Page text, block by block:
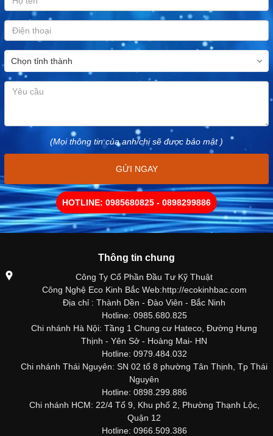
(Mọi thông tin của anh/chị sẽ được bảo mật )
GỬI NGAY
HOTLINE: 0985680825 - 0898299886
Thông tin chung
Công Ty Cổ Phần Đầu Tư Kỹ Thuật
Công Nghệ Eco Kinh Bắc Web:http://ecokinhbac.com
Địa chỉ : Thành Dền - Đào Viên - Bắc Ninh
Hotline: 0985.680.825
Chi nhánh Hà Nội: Tầng 1 Chung cư Hateco, Đường Hưng
Thịnh - Yên Sở - Hoàng Mai- HN
Hotline: 0979.484.032
Chi nhánh Thái Nguyên: SN 02 tổ 8 phường Tân Thịnh, Tp Thái
Nguyên
Hotline: 0898.299.886
Chi nhánh HCM: 22/4 Tổ 9, Khu phố 2, Phường Thạnh Lộc,
Quận 12
Hotline: 0966.509.386